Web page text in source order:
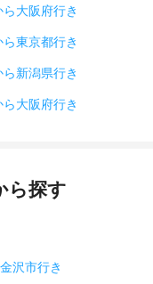
大阪府行き
東京都行き
新潟県行き
大阪府行き
ら探す
沢市行き